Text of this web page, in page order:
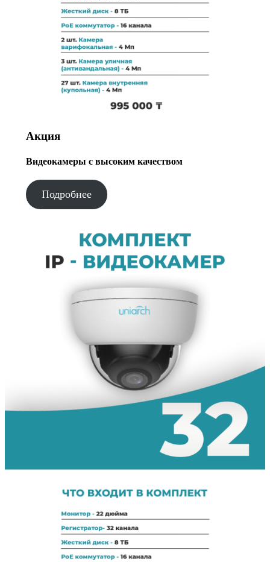
Акция
Видеокамеры с высоким качеством
Подробнее